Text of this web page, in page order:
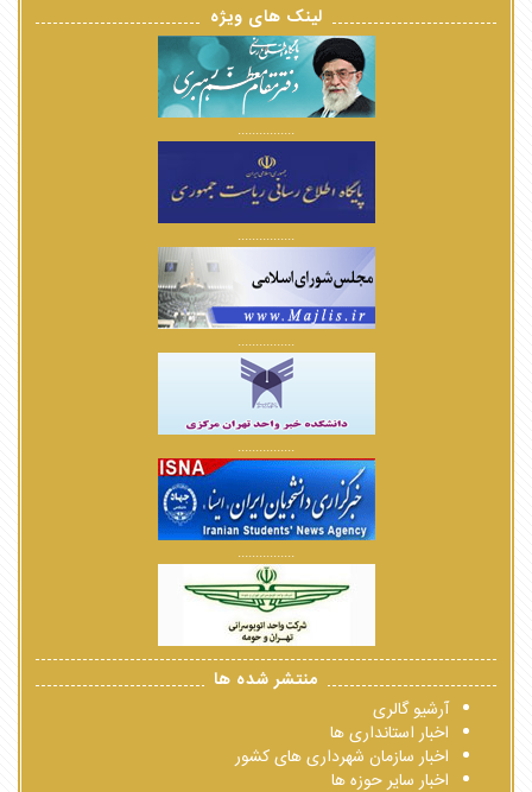
لینک های ویژه
................
................
................
................
................
منتشر شده ها
آرشیو گالری
اخبار استانداری ها
اخبار سازمان شهرداری های کشور
اخبار سایر حوزه ها